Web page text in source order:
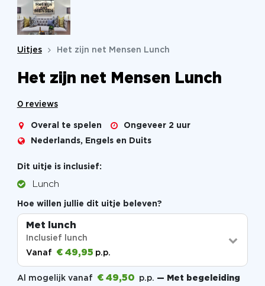
Uitjes Het zijn net Mensen Lunch
Het zijn net Mensen Lunch
0 reviews
Overal te spelen Ongeveer 2 uur
Nederlands, Engels en Duits
Dit uitje is inclusief:
Lunch
Hoe willen jullie dit uitje beleven?
Met lunch
Inclusief lunch
Vanaf € 49,95 p.p.
Al mogelijk vanaf € 49,50 p.p. — Met begeleiding